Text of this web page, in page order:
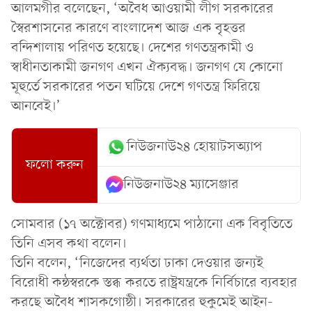
আলমগীর বলেছেন, ‘অবৈধ আওয়ামী লীগ সরকারের
স্বৈরশাসনের কারণে বাংলাদেশ আজ এক বৃহত্তর
বন্দিশালায় পরিণত হয়েছে। দেশের গণতন্ত্রকামী ও
স্বাধীনতাকামী জনগণ এখন ঐক্যবদ্ধ। জনগণ যে কোনো
মূহুর্তে সরকারের পতন ঘটিয়ে দেশে গণতন্ত্র ফিরিয়ে
আনবেই।’
ফলো করুন
নিউজনাউ২৪ হোয়াটসঅ্যাপ
নিউজনাউ২৪ ম্যাসেঞ্জার
সোমবার (১৭ অক্টোবর) গণমাধ্যমে পাঠানো এক বিবৃতিতে
তিনি এসব কথা বলেন।
তিনি বলেন, ‘নিজেদের ব্যর্থতা ঢাকা দেওয়ার জন্যই
বিরোধী কন্ঠস্বরকে স্তব্ধ করতে রাষ্ট্রযন্ত্রকে নির্বিচারে ব্যবহার
করছে অবৈধ শাসকগোষ্ঠী। সরকারের হুকুমেই আইন-